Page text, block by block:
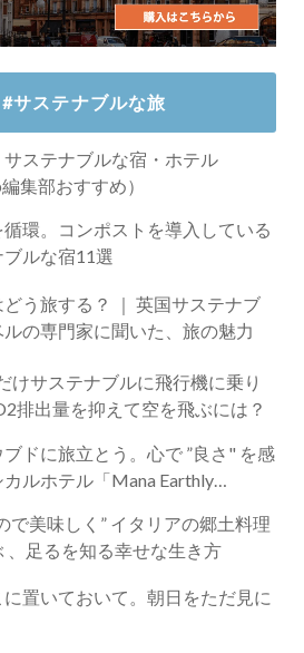
サステナブルな旅
サステナブルな宿・ホテル
編集部おすすめ）
環。コンポストを導入している
ルな宿11選
る？ ｜ 英国サステナブ
ルの専門家に聞いた、旅の魅力
けサステナブルに飛行機に乗り
排出量を抑えて空を飛ぶには？
ドに旅立とう。心で ”良さ" を感
カルホテル「Mana Earthly
で美味しく” イタリアの郷土料理
、足るを知る幸せな生き方
置いておいて。朝日をただ見に